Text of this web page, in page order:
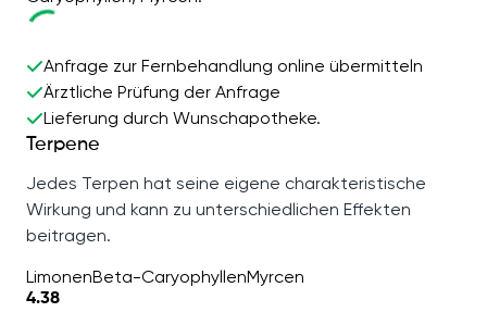
Anfrage zur Fernbehandlung online übermitteln
Ärztliche Prüfung der Anfrage
Lieferung durch Wunschapotheke.
Terpene
Jedes Terpen hat seine eigene charakteristische
Wirkung und kann zu unterschiedlichen Effekten
beitragen.
LimonenBeta-CaryophyllenMyrcen
4.38